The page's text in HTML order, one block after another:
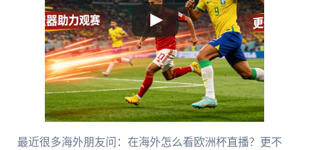
最近很多海外朋友问：在海外怎么看欧洲杯直播？更不